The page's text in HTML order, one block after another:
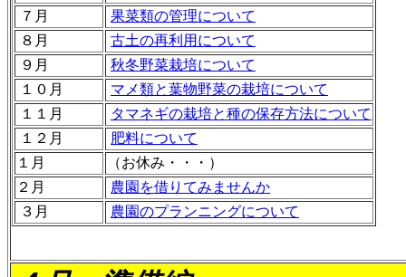
７月
果菜類の管理について
８月
古土の再利用について
９月
秋冬野菜栽培について
１０月
マメ類と葉物野菜の栽培について
１１月
タマネギの栽培と種の保存方法について
１２月
肥料について
１月
（お休み・・・）
２月
農園を借りてみませんか
３月
農園のプランニングについて